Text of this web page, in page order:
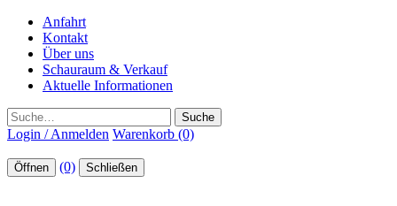
Anfahrt
Kontakt
Über uns
Schauraum & Verkauf
Aktuelle Informationen
Suche
Login / Anmelden Warenkorb (0)
Öffnen (0) Schließen